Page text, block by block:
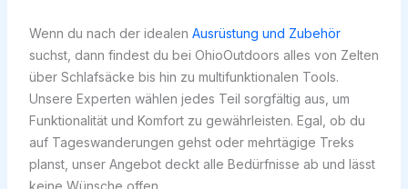
Wenn du nach der idealen Ausrüstung und Zubehör
suchst, dann findest du bei OhioOutdoors alles von Zelten
über Schlafsäcke bis hin zu multifunktionalen Tools.
Unsere Experten wählen jedes Teil sorgfältig aus, um
Funktionalität und Komfort zu gewährleisten. Egal, ob du
auf Tageswanderungen gehst oder mehrtägige Treks
planst, unser Angebot deckt alle Bedürfnisse ab und lässt